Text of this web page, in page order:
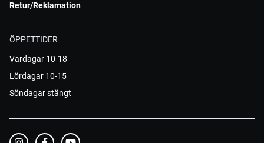
Retur/Reklamation
ÖPPETTIDER
Vardagar 10-18
Lördagar 10-15
Söndagar stängt